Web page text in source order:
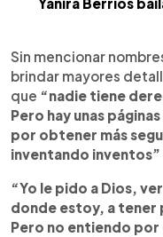
Sin mencionar
brindar mayores
que “nadie tiene
Pero hay unas
por obtener más
inventando inventos”
“Yo le pido a Dios,
donde estoy, a tener
Pero no entiendo por